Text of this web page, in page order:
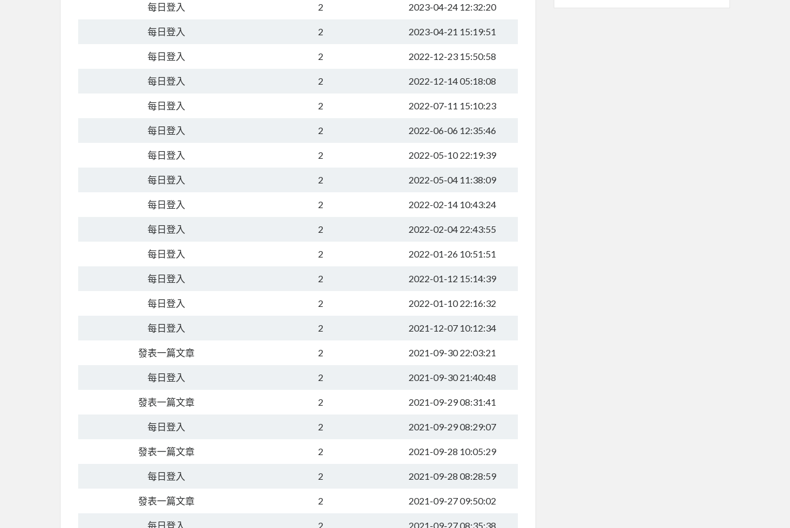
每日登入 2 2023-04-24 12:32:20
每日登入 2 2023-04-21 15:19:51
每日登入 2 2022-12-23 15:50:58
每日登入 2 2022-12-14 05:18:08
每日登入 2 2022-07-11 15:10:23
每日登入 2 2022-06-06 12:35:46
每日登入 2 2022-05-10 22:19:39
每日登入 2 2022-05-04 11:38:09
每日登入 2 2022-02-14 10:43:24
每日登入 2 2022-02-04 22:43:55
每日登入 2 2022-01-26 10:51:51
每日登入 2 2022-01-12 15:14:39
每日登入 2 2022-01-10 22:16:32
每日登入 2 2021-12-07 10:12:34
發表一篇文章 2 2021-09-30 22:03:21
每日登入 2 2021-09-30 21:40:48
發表一篇文章 2 2021-09-29 08:31:41
每日登入 2 2021-09-29 08:29:07
發表一篇文章 2 2021-09-28 10:05:29
每日登入 2 2021-09-28 08:28:59
發表一篇文章 2 2021-09-27 09:50:02
每日登入 2 2021-09-27 08:35:38